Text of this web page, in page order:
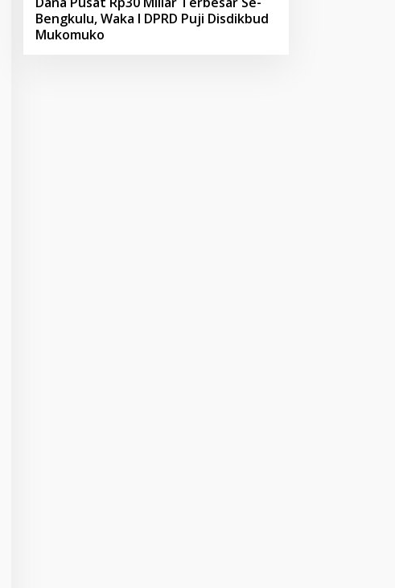
Bengkulu, Waka I DPRD Puji Disdikbud
Mukomuko